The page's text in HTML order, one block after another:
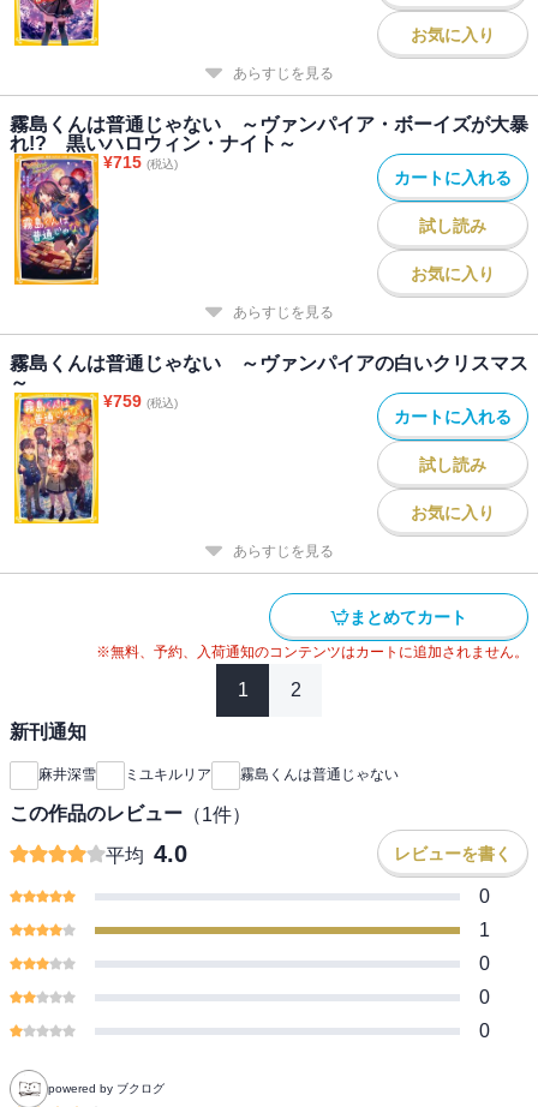
お気に入り
あらすじを見る
霧島くんは普通じゃない ～ヴァンパイア・ボーイズが大暴
れ!? 黒いハロウィン・ナイト～
¥715 (税込)
カートに入れる
試し読み
お気に入り
あらすじを見る
霧島くんは普通じゃない ～ヴァンパイアの白いクリスマス
～
¥759 (税込)
カートに入れる
試し読み
お気に入り
あらすじを見る
まとめてカート
※無料、予約、入荷通知のコンテンツはカートに追加されません。
1 2
新刊通知
麻井深雪 ミユキルリア 霧島くんは普通じゃない
この作品のレビュー （1件）
平均 4.0 レビューを書く
0
1
0
0
0
powered by ブクログ